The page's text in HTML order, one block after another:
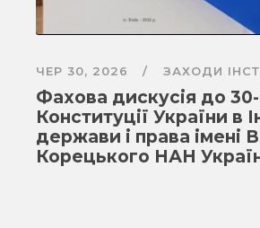
ЧЕР 30, 2026 ЗАХОДИ
Фахова дискусія до 30-
Конституції України в
держави і права імені
Корецького НАН